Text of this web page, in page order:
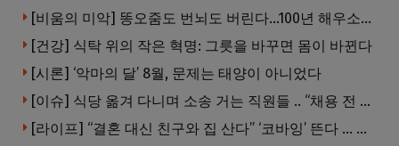
[비움의 미악] 똥오줌도 번뇌도 버린다…100년 해우소의 철학
[건강] 식탁 위의 작은 혁명: 그릇을 바꾸면 몸이 바뀐다
[시론] ‘악마의 달’ 8월, 문제는 태양이 아니었다
[이슈] 식당 옮겨 다니며 소송 거는 직원들 .. “채용 전 반드시 확인해야”
[라이프] “결혼 대신 친구와 집 산다” ‘코바잉’ 뜬다 … 내 집 마련 공식 바뀌었다